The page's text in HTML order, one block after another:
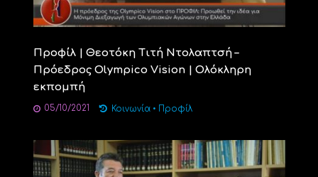
Προφίλ | Θεοτόκη Τιτή Ντολαπτσή –
Πρόεδρος Olympico Vision | Ολόκληρη
εκπομπή
05/10/2021 Κοινωνία • Προφίλ